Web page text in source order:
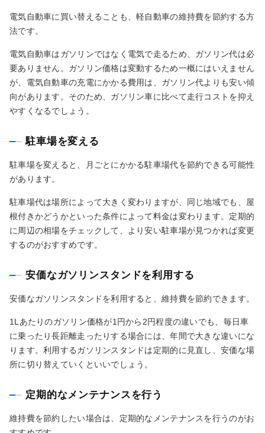
電気自動車に買い替えることも、軽自動車の維持費を節約する方
法です。
電気自動車はガソリンではなく電気で走るため、ガソリン代は必
要ありません。ガソリン価格は変動するため一概にはいえません
が、電気自動車の充電にかかる費用は、ガソリン代よりも安い傾
向があります。そのため、ガソリン車に比べて走行コストを抑え
やすくなるでしょう。
駐車場を変える
駐車場を変えると、月ごとにかかる駐車場代を節約できる可能性
があります。
駐車場代は場所によって大きく変わりますが、同じ地域でも、屋
根付きかどうかといった条件によって料金は変わります。定期的
に周辺の相場をチェックして、より安い駐車場が見つかれば変更
するのがおすすめです。
安価なガソリンスタンドを利用する
安価なガソリンスタンドを利用すると、維持費を節約できます。
1Lあたりのガソリン価格が1円から2円程度の違いでも、毎日車
に乗ったり長距離走ったりする場合には、年間で大きな違いにな
ります。利用するガソリンスタンドは定期的に見直し、安価な場
所に切り替えていくといいでしょう。
定期的なメンテナンスを行う
維持費を節約したい場合は、定期的なメンテナンスを行うのがお